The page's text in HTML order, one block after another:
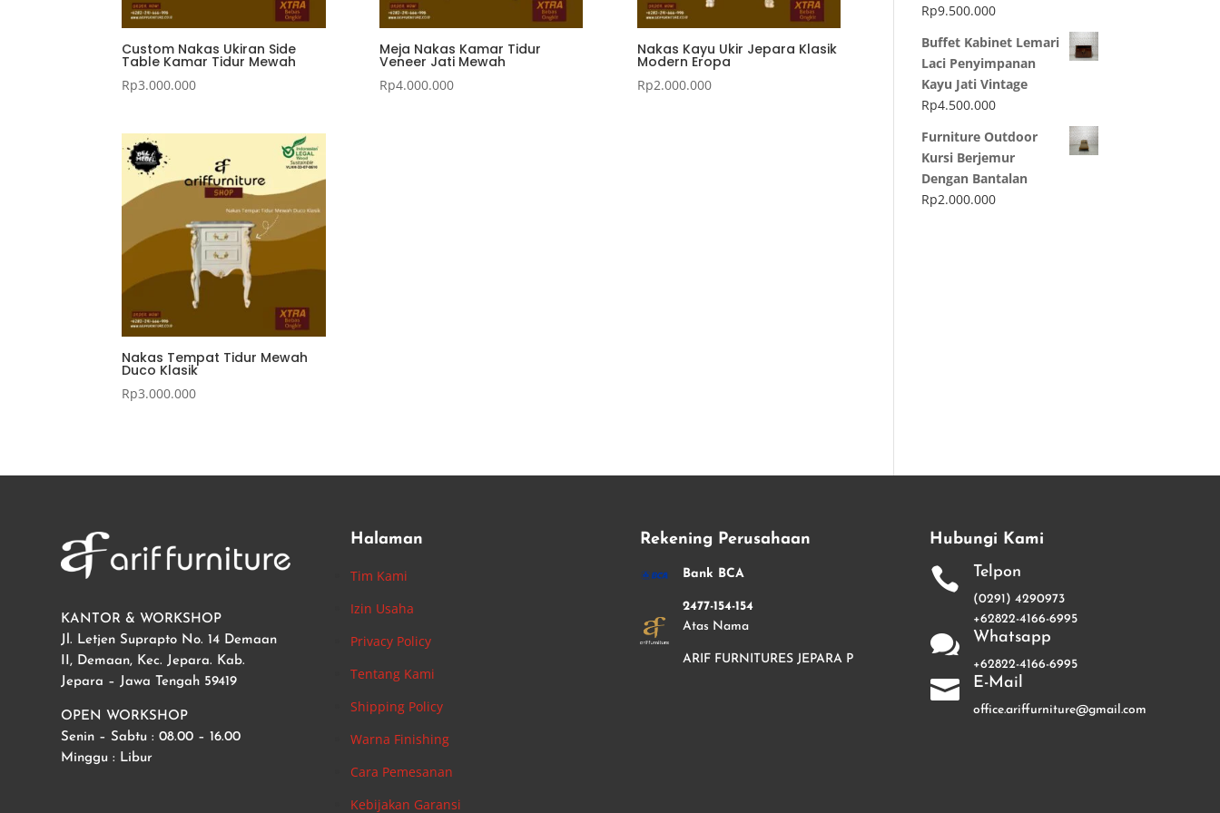
Custom Nakas Ukiran Side
Table Kamar Tidur Mewah
Rp3.000.000
Meja Nakas Kamar Tidur
Veneer Jati Mewah
Rp4.000.000
Nakas Kayu Ukir Jepara Klasik
Modern Eropa
Rp2.000.000
Nakas Tempat Tidur Mewah
Duco Klasik
Rp3.000.000
Rp9.500.000
Buffet Kabinet Lemari
Laci Penyimpanan
Kayu Jati Vintage
Rp4.500.000
Furniture Outdoor
Kursi Berjemur
Dengan Bantalan
Rp2.000.000
KANTOR & WORKSHOP
Jl. Letjen Suprapto No. 14 Demaan
II, Demaan, Kec. Jepara. Kab.
Jepara – Jawa Tengah 59419
OPEN WORKSHOP
Senin – Sabtu : 08.00 – 16.00
Minggu : Libur
Halaman
Tim Kami
Izin Usaha
Privacy Policy
Tentang Kami
Shipping Policy
Warna Finishing
Cara Pemesanan
Kebijakan Garansi
Rekening Perusahaan
Bank BCA
2477-154-154
Atas Nama
ARIF FURNITURES JEPARA P
Hubungi Kami
 Telpon
(0291) 4290973
+62822-4166-6995
 Whatsapp
+62822-4166-6995
 E-Mail
office.ariffurniture@gmail.com